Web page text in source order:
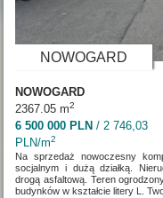
NOWOGARD
NOWOGARD
2367.05 m2
6 500 000 PLN / 2 746,03
PLN/m2
Na sprzedaż nowoczesny
socjalnym i dużą działką.
drogą asfaltową. Teren
budynków w kształcie litery L.